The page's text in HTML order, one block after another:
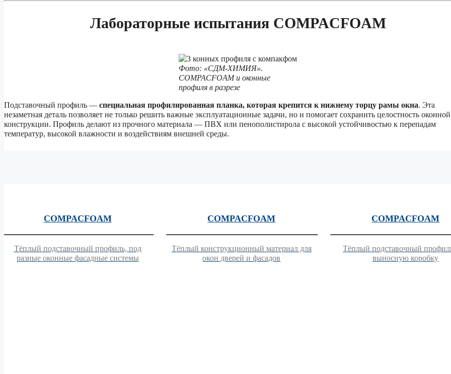
Лабораторные испытания COMPACFOAM
Фото: «СДМ-ХИМИЯ».
COMPACFOAM и оконные
профиля в разрезе
Подставочный профиль — специальная профилированная планка, которая крепится к нижнему торцу рамы окна. Эта
незаметная деталь позволяет не только решить важные эксплуатационные задачи, но и помогает сохранить целостность оконной
конструкции. Профиль делают из прочного материала — ПВХ или пенополистирола с высокой устойчивостью к перепадам
температур, высокой влажности и воздействиям внешней среды.
COMPACFOAM
Тёплый подставочный профиль, под
разные оконные фасадные системы
COMPACFOAM
Тёплый конструкционный материал для
окон дверей и фасадов
COMPACFOAM
Тёплый подставочный
выносную коробку